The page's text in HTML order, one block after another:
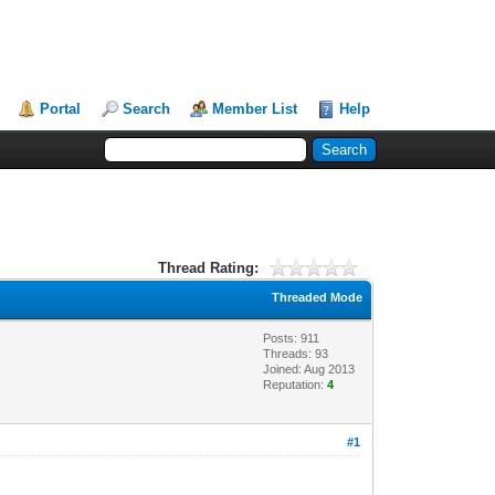
Portal Search Member List Help
Thread Rating:
Threaded Mode
Posts: 911
Threads: 93
Joined: Aug 2013
Reputation:4
#1